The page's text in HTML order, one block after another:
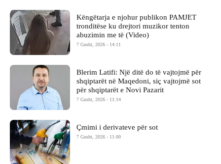
Këngëtarja e njohur publikon PAMJET
tronditëse ku drejtori muzikor tenton
abuzimin me të (Video)
7 Gusht, 2026 - 14:11
Blerim Latifi: Një ditë do të vajtojmë për
shqiptarët në Maqedoni, siç vajtojmë sot
për shqiptarët e Novi Pazarit
7 Gusht, 2026 - 11:14
Çmimi i derivateve për sot
7 Gusht, 2026 - 11:00